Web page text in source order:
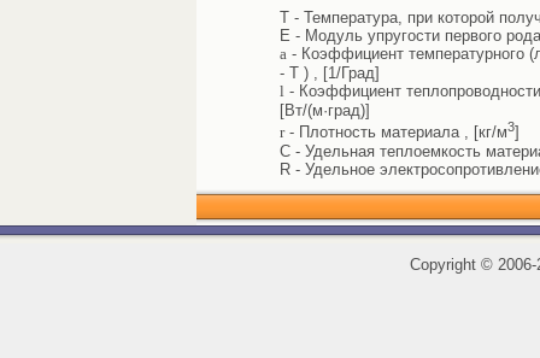
T - Температура, при которой
E - Модуль упругости первого
a- Коэффициент температурного
- T ) , [1/Град]
l - Коэффициент
[Вт/(м·град)]
r- Плотность материала , [кг/м3]
C - Удельная теплоемкость
R - Удельное
Copyright ©